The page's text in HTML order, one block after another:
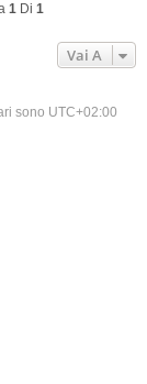
1 Di 1
Vai A
sono UTC+02:00